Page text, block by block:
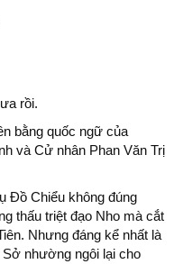
rồi.
bằng quốc ngữ của
và Cử nhân Phan Văn Trị
Đồ Chiểu không đúng
thấu triệt đạo Nho mà cắt
Nhưng đáng kể nhất là
nhường ngôi lại cho